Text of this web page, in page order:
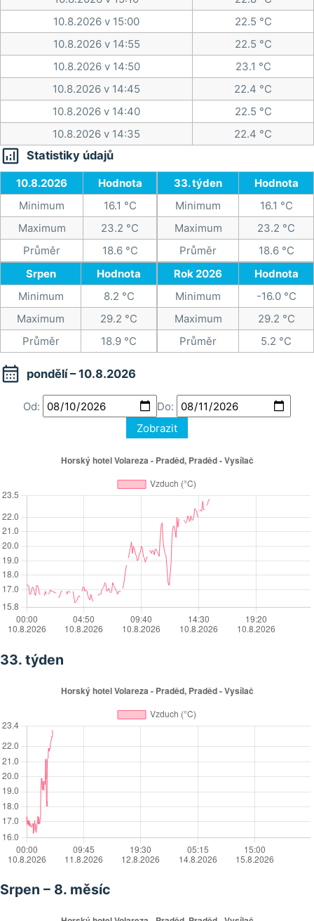
10.8.2026 v 15:00
22.5 °C
10.8.2026 v 14:55
22.5 °C
10.8.2026 v 14:50
23.1 °C
10.8.2026 v 14:45
22.4 °C
10.8.2026 v 14:40
22.5 °C
10.8.2026 v 14:35
22.4 °C
 Statistiky údajů
10.8.2026
Hodnota
Minimum
16.1 °C
Maximum
23.2 °C
Průměr
18.6 °C
33. týden
Hodnota
Minimum
16.1 °C
Maximum
23.2 °C
Průměr
18.6 °C
Srpen
Hodnota
Minimum
8.2 °C
Maximum
29.2 °C
Průměr
18.9 °C
Rok 2026
Hodnota
Minimum
-16.0 °C
Maximum
29.2 °C
Průměr
5.2 °C
 pondělí – 10.8.2026
Od:
Do:
Zobrazit
33. týden
Srpen – 8. měsíc